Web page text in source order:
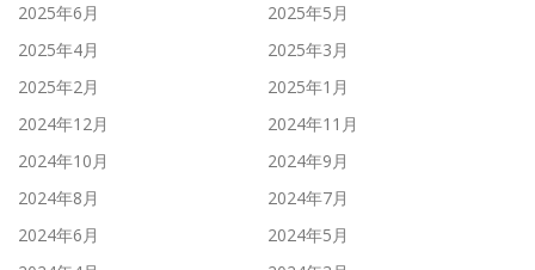
2025年6月
2025年5月
2025年4月
2025年3月
2025年2月
2025年1月
2024年12月
2024年11月
2024年10月
2024年9月
2024年8月
2024年7月
2024年6月
2024年5月